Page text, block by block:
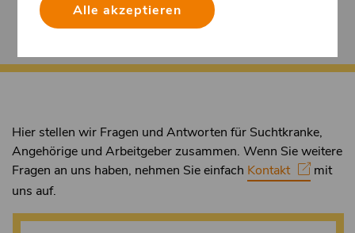
Alle akzeptieren
Hier stellen wir Fragen und Antworten für Suchtkranke,
Angehörige und Arbeitgeber zusammen. Wenn Sie weitere
Fragen an uns haben, nehmen Sie einfach Kontakt
mit
uns auf.